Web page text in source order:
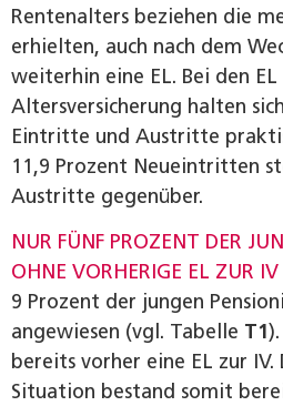
Rentenalters beziehen die
erhielten, auch nach dem
weiterhin eine EL. Bei den EL
Altersversicherung halten
Eintritte und Austritte
11,9 Prozent Neueintritten
Austritte gegenüber.
NUR FÜNF PROZENT DER
OHNE VORHERIGE EL ZUR
9 Prozent der jungen
angewiesen (vgl. Tabelle T1
bereits vorher eine EL zur
Situation bestand somit